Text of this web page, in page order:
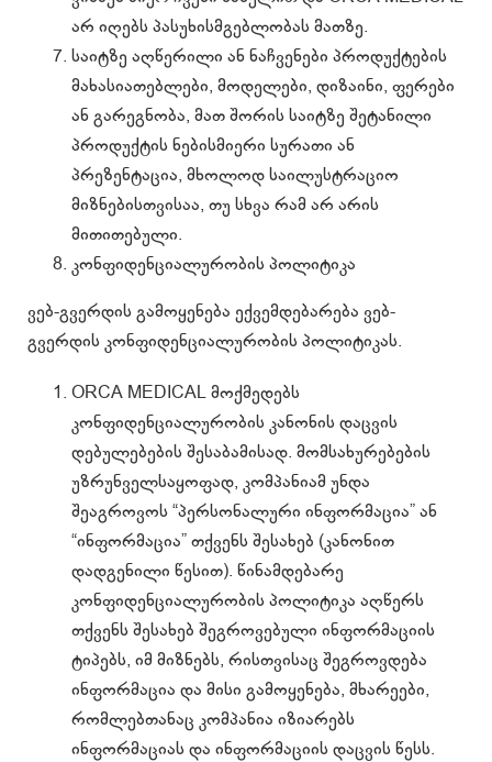
არ იღებს პასუხისმგებლობას მათზე.
საიტზე აღწერილი ან ნაჩვენები პროდუქტების
მახასიათებლები, მოდელები, დიზაინი, ფერები
ან გარეგნობა, მათ შორის საიტზე შეტანილი
პროდუქტის ნებისმიერი სურათი ან
პრეზენტაცია, მხოლოდ საილუსტრაციო
მიზნებისთვისაა, თუ სხვა რამ არ არის
მითითებული.
კონფიდენციალურობის პოლიტიკა
ვებ-გვერდის გამოყენება ექვემდებარება ვებ-
გვერდის კონფიდენციალურობის პოლიტიკას.
ORCA MEDICAL მოქმედებს
კონფიდენციალურობის კანონის დაცვის
დებულებების შესაბამისად. მომსახურებების
უზრუნველსაყოფად, კომპანიამ უნდა
შეაგროვოს “პერსონალური ინფორმაცია” ან
“ინფორმაცია” თქვენს შესახებ (კანონით
დადგენილი წესით). წინამდებარე
კონფიდენციალურობის პოლიტიკა აღწერს
თქვენს შესახებ შეგროვებული ინფორმაციის
ტიპებს, იმ მიზნებს, რისთვისაც შეგროვდება
ინფორმაცია და მისი გამოყენება, მხარეები,
რომლებთანაც კომპანია იზიარებს
ინფორმაციას და ინფორმაციის დაცვის წესს.